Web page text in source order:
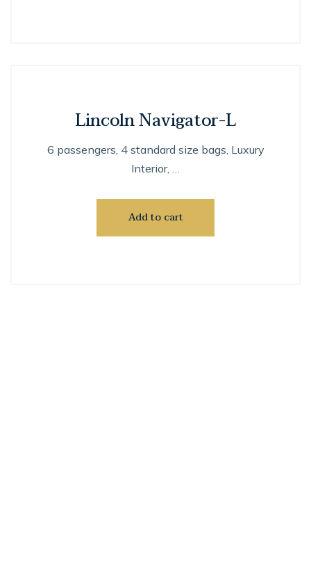
Lincoln Navigator-L
6 passengers, 4 standard size bags, Luxury
Interior, …
Add to cart